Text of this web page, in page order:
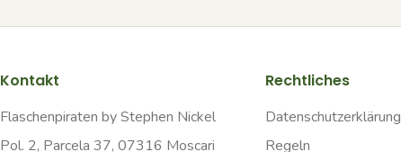
Kontakt
Flaschenpiraten by Stephen Nickel
Pol. 2, Parcela 37, 07316 Moscari
Rechtliches
Datenschutzerklärung
Regeln